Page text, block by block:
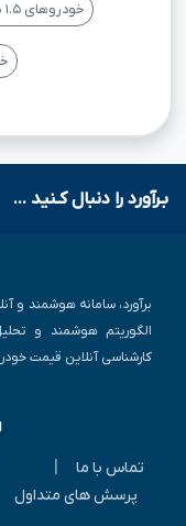
خودروهای ۱.۵ میلیاردی
بـرآورد را دنبال کـنید ...
برآورد، سامانه هوشمند و
الگوریتم هوشمند و
کارشناسی آنلاین قیمت
تماس با ما
پرسش های متداول